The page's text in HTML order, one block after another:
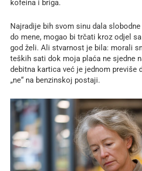
kofeina i briga.
Najradije bih svom sinu dala
do mene, mogao bi trčati kroz odjel
god želi. Ali stvarnost je bila: morali
teških sati dok moja plaća ne sjedne
debitna kartica već je jednom previše
„ne“ na benzinskoj postaji.